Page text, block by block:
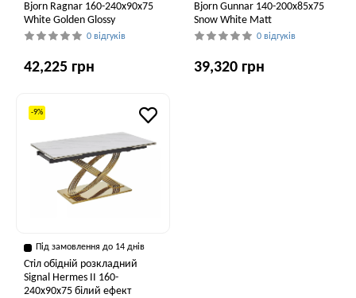
Bjorn Ragnar 160-240х90х75
White Golden Glossy
0 відгуків
42,225 грн
Bjorn Gunnar 140-200х85х75
Snow White Matt
0 відгуків
39,320 грн
-9%
Під замовлення до 14 днів
Стіл обідній розкладний
Signal Hermes II 160-
240x90x75 білий ефект